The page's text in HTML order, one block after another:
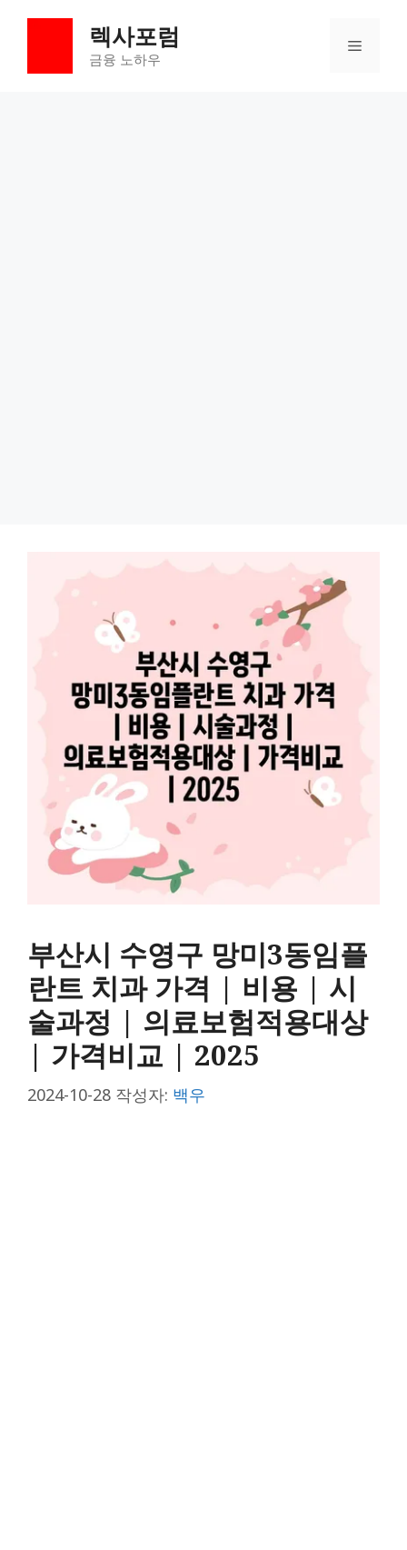
렉사포럼
금융 노하우
메
부산시 수영구 망미3동임플
란트 치과 가격 | 비용 | 시
술과정 | 의료보험적용대상
| 가격비교 | 2025
2024-10-28 작성자: 백우